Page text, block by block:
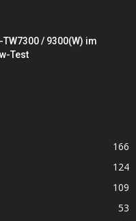
TW7300 / 9300(W) im
Test
166
124
109
53